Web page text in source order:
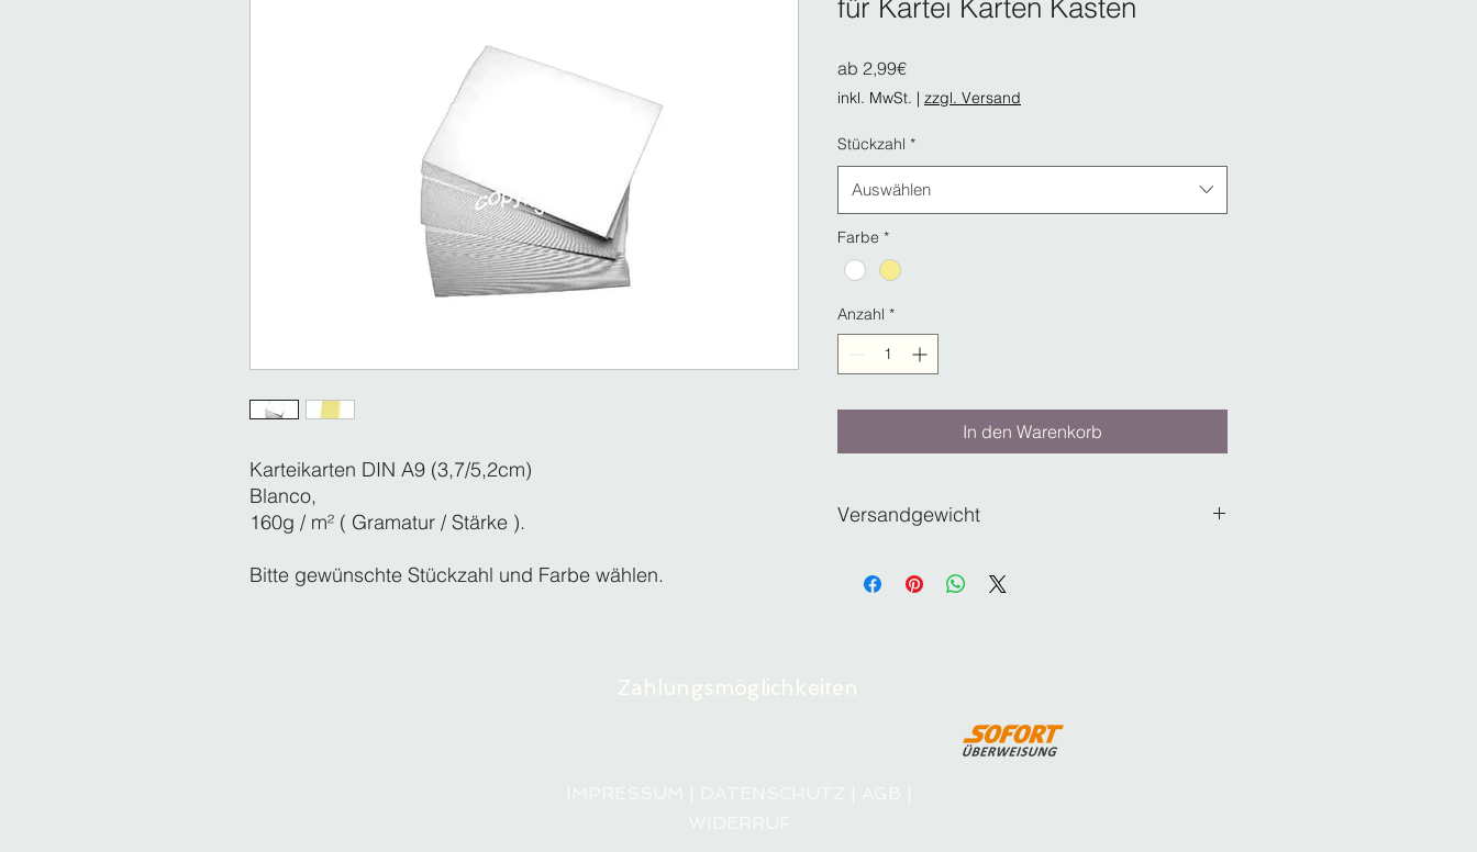
Karteikarten DIN A9 (3,7/5,2cm)
Blanco,
160g / m² ( Gramatur / Stärke ).
Bitte gewünschte Stückzahl und Farbe wählen.
für Kartei Karten Kasten
ab 2,99€Sale-
Preis
inkl. MwSt. | zzgl. Versand
Stückzahl *
Auswählen
Farbe *
Anzahl *
In den Warenkorb
Versandgewicht
Bei 500 Stück> 450gramm
Zahlungsmöglichkeiten